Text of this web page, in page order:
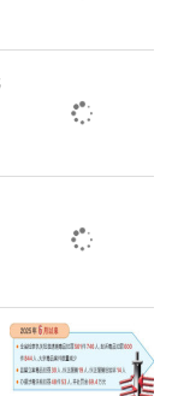
术创新中
科学相结
优实践
、守正创
发展提供
根基